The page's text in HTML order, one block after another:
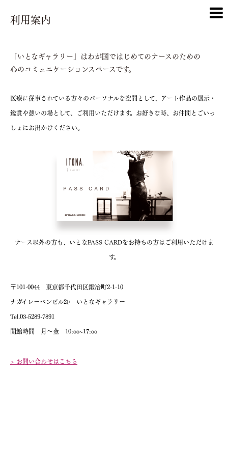
利用案内
「いとなギャラリー」はわが国ではじめてのナースのための
心のコミュニケーションスペースです。
医療に従事されている方々のパーソナルな空間として、アート作品の展示・
鑑賞や憩いの場として、ご利用いただけます。お好きな時、お仲間とごいっ
しょにお出かけください。
ナース以外の方も、いとなPASS CARDをお持ちの方はご利用いただけま
す。
〒101-0044 東京都千代田区鍛冶町2-1-10
ナガイレーベンビル2F いとなギャラリー
Tel.03-5289-7891
開館時間 月〜金 10:oo~17:oo
> お問い合わせはこちら